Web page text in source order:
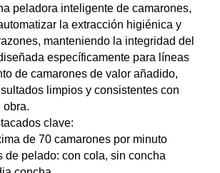
peladora inteligente de camarones,
la extracción higiénica y
manteniendo la integridad del
específicamente para líneas
de camarones de valor añadido,
limpios y consistentes con
obra.
clave:
de 70 camarones por minuto
de pelado: con cola, sin concha